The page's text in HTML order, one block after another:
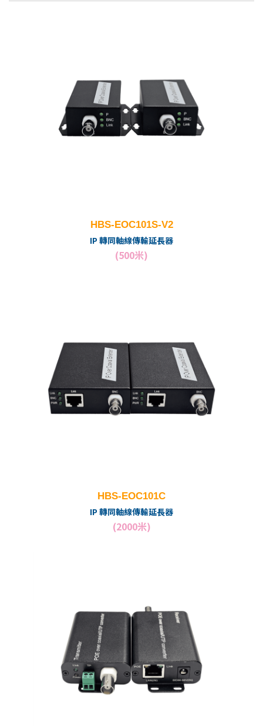
HBS-EOC101S-V2
IP 轉同軸線傳輸延長器
(500米)
HBS-EOC101C
IP 轉同軸線傳輸延長器
(2000米)